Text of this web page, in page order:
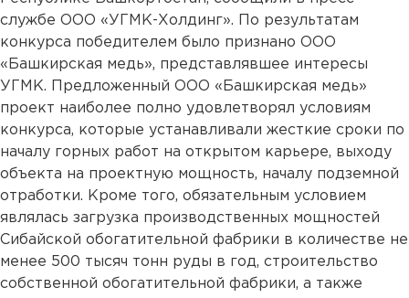
службе ООО «УГМК-Холдинг». По результатам
конкурса победителем было признано ООО
«Башкирская медь», представлявшее интересы
УГМК. Предложенный ООО «Башкирская медь»
проект наиболее полно удовлетворял условиям
конкурса, которые устанавливали жесткие сроки по
началу горных работ на открытом карьере, выходу
объекта на проектную мощность, началу подземной
отработки. Кроме того, обязательным условием
являлась загрузка производственных мощностей
Сибайской обогатительной фабрики в количестве не
менее 500 тысяч тонн руды в год, строительство
собственной обогатительной фабрики, а также